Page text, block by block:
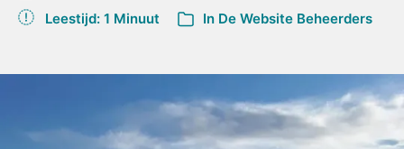
Leestijd: 1 Minuut
In De Website Beheerders